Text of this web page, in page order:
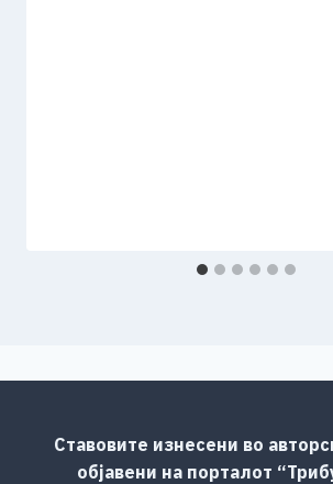
Ставовите изнесени во
објавени на порталот